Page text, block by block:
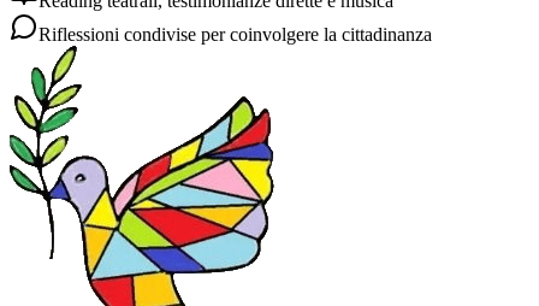
Riflessioni condivise per coinvolgere la cittadinanza